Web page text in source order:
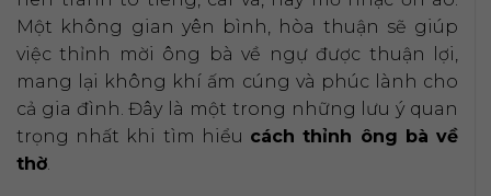
Một không gian yên bình, hòa thuận sẽ giúp
việc thỉnh mời ông bà về ngự được thuận lợi,
mang lại không khí ấm cúng và phúc lành cho
cả gia đình. Đây là một trong những lưu ý quan
trọng nhất khi tìm hiểu cách thỉnh ông bà về
thờ.